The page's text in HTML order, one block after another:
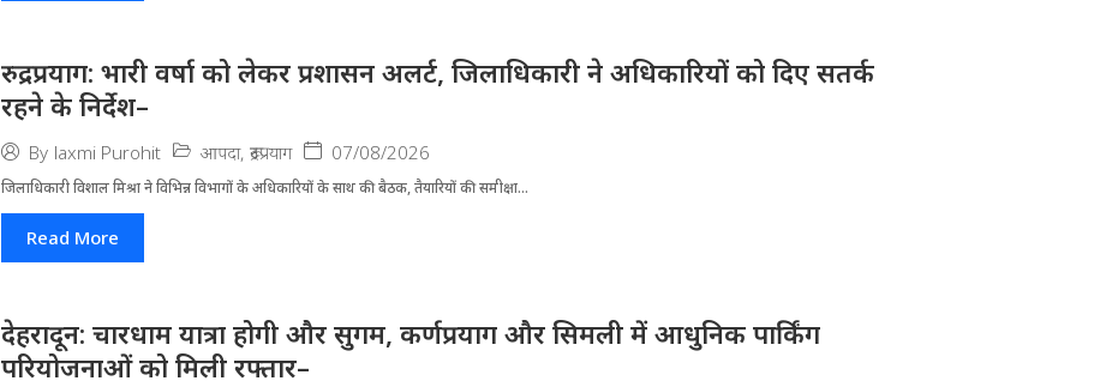
रुद्रप्रयाग: भारी वर्षा को लेकर प्रशासन अलर्ट, जिलाधिकारी ने अधिकारियों को दिए सतर्क
रहने के निर्देश–
By laxmi Purohit आपदा, रूद्रप्रयाग 07/08/2026
जिला​धिकारी विशाल मिश्रा ने वि​भिन्न विभागों के अ​धिकारियों के साथ की बैठक, तैयारियों की समीक्षा...
Read More
देहरादून: चारधाम यात्रा होगी और सुगम, कर्णप्रयाग और सिमली में आधुनिक पार्किंग
परियोजनाओं को मिली रफ्तार–